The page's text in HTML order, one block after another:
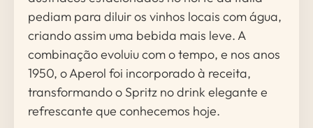
pediam para diluir os vinhos locais com água,
criando assim uma bebida mais leve. A
combinação evoluiu com o tempo, e nos anos
1950, o Aperol foi incorporado à receita,
transformando o Spritz no drink elegante e
refrescante que conhecemos hoje.